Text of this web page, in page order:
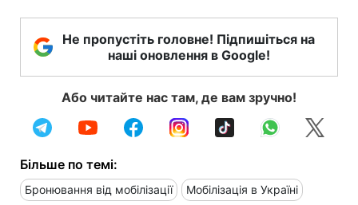
Не пропустіть головне! Підпишіться на
наші оновлення в Google!
Або читайте нас там, де вам зручно!
Більше по темі:
Бронювання від мобілізації Мобілізація в Україні